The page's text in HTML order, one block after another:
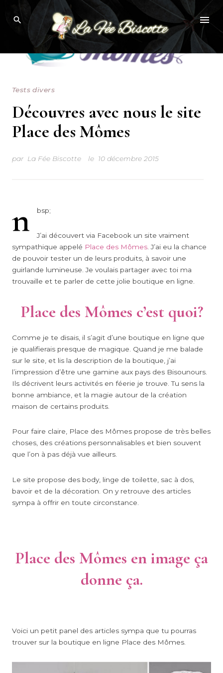
content
Tests divers
Découvres avec nous le site
Place des Mômes
par La Fée Biscotte le 10 décembre 2015
n bsp;
J’ai découvert via Facebook un site vraiment
sympathique appelé Place des Mômes . J’ai eu la chance
de pouvoir tester un de leurs produits, à savoir une
guirlande lumineuse. Je voulais partager avec toi ma
trouvaille et te parler de cette jolie boutique en ligne.
Place des Mômes c’est quoi?
Comme je te disais, il s’agit d’une boutique en ligne que
je qualifierais presque de magique. Quand je me balade
sur le site, et lis la description de la boutique, j’ai
l’impression d’être une gamine aux pays des Bisounours.
Ils décrivent leurs activités en féerie je trouve. Tu sens la
bonne ambiance, et la magie autour de la création
maison de certains produits.
Pour faire claire, Place des Mômes propose de très belles
choses, des créations personnalisables et bien souvent
que l’on à pas déjà vue ailleurs.
Le site propose des body, linge de toilette, sac à dos,
bavoir et de la décoration. On y retrouve des articles
sympa à offrir en toute circonstance.
Place des Mômes en image ça
donne ça.
Voici un petit panel des articles sympa que tu pourras
trouver sur la boutique en ligne Place des Mômes.